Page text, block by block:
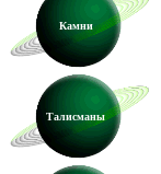
Камни
Талисманы